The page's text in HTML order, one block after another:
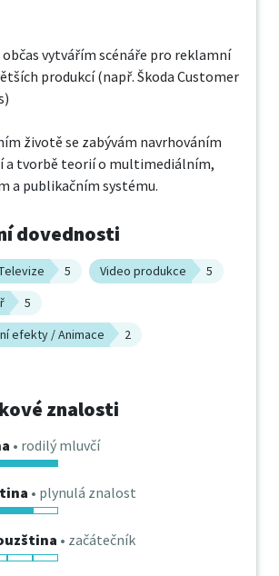
vytvářím scénáře pro reklamní
produkcí (např. Škoda Customer
životě se zabývám navrhováním
a tvorbě teorií o multimediálním,
a publikačním systému.
dovednosti
5 Video produkce
5
5
efekty / Animace
2
znalosti
• rodilý mluvčí
• plynulá znalost
• začátečník